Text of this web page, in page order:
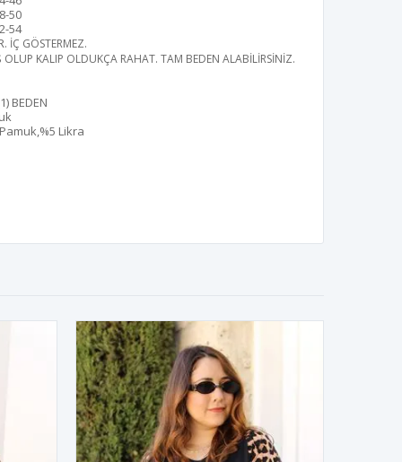
50
54
. İÇ GÖSTERMEZ.
OLUP KALIP OLDUKÇA RAHAT. TAM BEDEN ALABİLİRSİNİZ.
BEDEN
Likra